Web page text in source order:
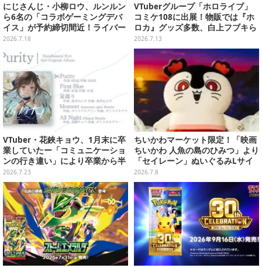
にじさんじ・小柳ロウ、ルンルン
ら6名の「コラボゲーミングデバ
イス」が予約締切間近！ライバー
完全監修のキーボード等をライン
2026.7.18
VTuberグループ「ホロライブ」
コミケ108に出展！物販では『ホ
ロカ』グッズ多数、白上フブキら
4人のモニタリングトークもお届
け
2026.7.13
VTuber・花鋏キョウ、1月末に卒
業していたー「コミュニケーショ
ンの行き違い」により卒業から半
年後に発表
2026.7.23
ちいかわマーケット限定！「映画
ちいかわ 人魚の島のひみつ」より
「セイレーン」ぬいぐるみLサイ
ズが7月24日より予約開始
2026.7.8